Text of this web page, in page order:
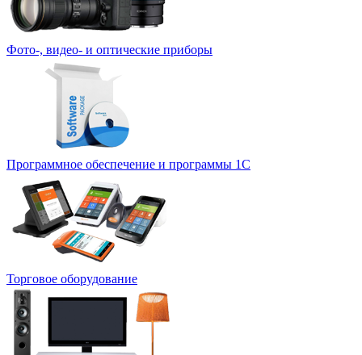
Фото-, видео- и оптические приборы
Программное обеспечение и программы 1С
Торговое оборудование